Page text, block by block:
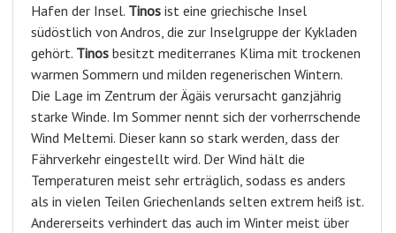
Hafen der Insel. Tinos ist eine griechische Insel
südöstlich von Andros, die zur Inselgruppe der Kykladen
gehört. Tinos besitzt mediterranes Klima mit trockenen
warmen Sommern und milden regenerischen Wintern.
Die Lage im Zentrum der Ägäis verursacht ganzjährig
starke Winde. Im Sommer nennt sich der vorherrschende
Wind Meltemi. Dieser kann so stark werden, dass der
Fährverkehr eingestellt wird. Der Wind hält die
Temperaturen meist sehr erträglich, sodass es anders
als in vielen Teilen Griechenlands selten extrem heiß ist.
Andererseits verhindert das auch im Winter meist über